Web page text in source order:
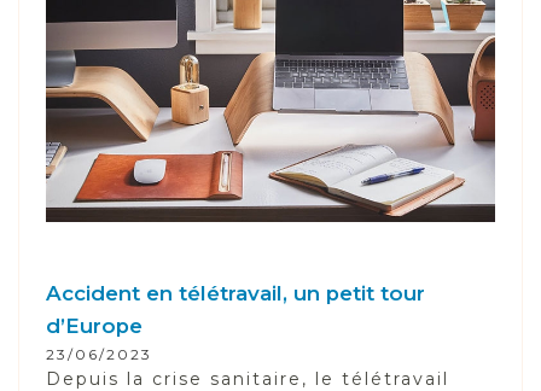
Accident en télétravail, un petit tour
d’Europe
23/06/2023
Depuis la crise sanitaire, le télétravail